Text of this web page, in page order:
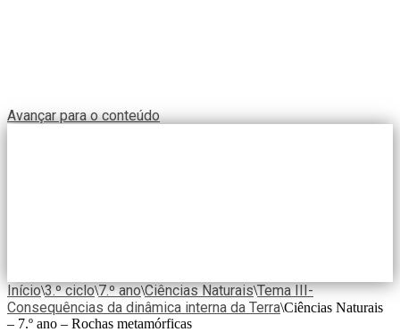
Avançar para o conteúdo
Início\3.º ciclo\7.º ano\Ciências Naturais\Tema III-
Consequências da dinâmica interna da Terra\Ciências Naturais
– 7.º ano – Rochas metamórficas